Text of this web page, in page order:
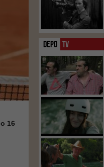
16
DEPO TV